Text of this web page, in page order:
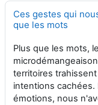
Ces gestes qui
que les mots
Plus que les mots,
territoires
intentions
émotions, nous